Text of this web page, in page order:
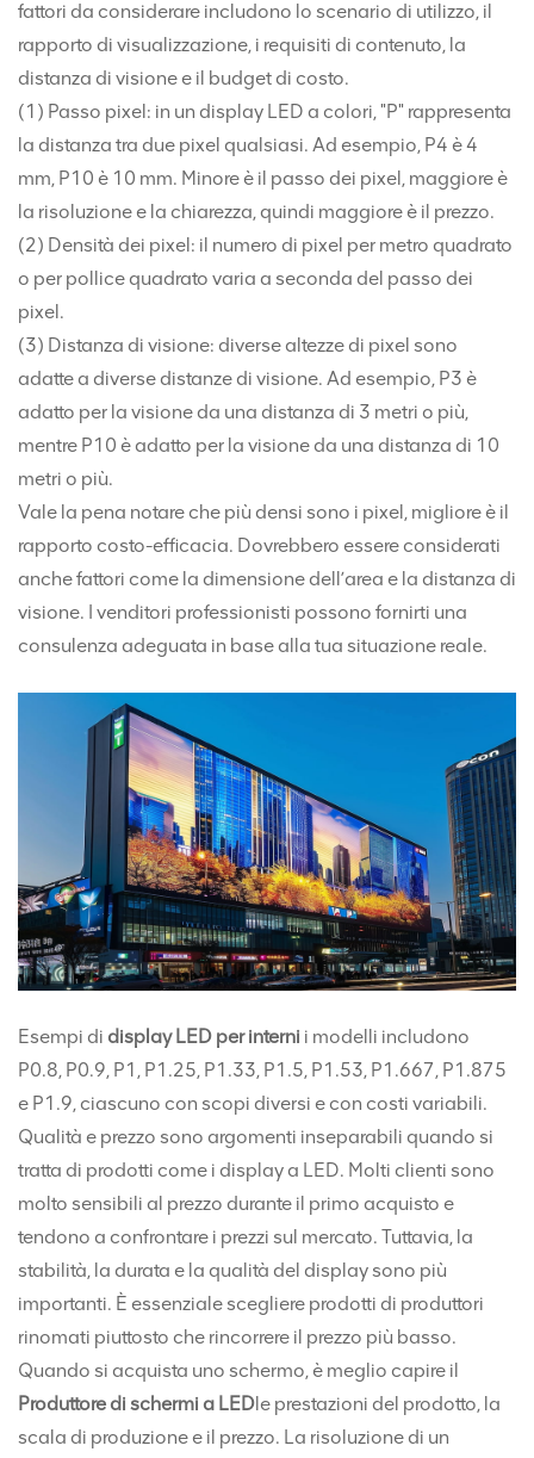
fattori da considerare includono lo scenario di utilizzo, il
rapporto di visualizzazione, i requisiti di contenuto, la
distanza di visione e il budget di costo.
(1) Passo pixel: in un display LED a colori, "P" rappresenta
la distanza tra due pixel qualsiasi. Ad esempio, P4 è 4
mm, P10 è 10 mm. Minore è il passo dei pixel, maggiore è
la risoluzione e la chiarezza, quindi maggiore è il prezzo.
(2) Densità dei pixel: il numero di pixel per metro quadrato
o per pollice quadrato varia a seconda del passo dei
pixel.
(3) Distanza di visione: diverse altezze di pixel sono
adatte a diverse distanze di visione. Ad esempio, P3 è
adatto per la visione da una distanza di 3 metri o più,
mentre P10 è adatto per la visione da una distanza di 10
metri o più.
Vale la pena notare che più densi sono i pixel, migliore è il
rapporto costo-efficacia. Dovrebbero essere considerati
anche fattori come la dimensione dell’area e la distanza di
visione. I venditori professionisti possono fornirti una
consulenza adeguata in base alla tua situazione reale.
Esempi di display LED per interni i modelli includono
P0.8, P0.9, P1, P1.25, P1.33, P1.5, P1.53, P1.667, P1.875
e P1.9, ciascuno con scopi diversi e con costi variabili.
Qualità e prezzo sono argomenti inseparabili quando si
tratta di prodotti come i display a LED. Molti clienti sono
molto sensibili al prezzo durante il primo acquisto e
tendono a confrontare i prezzi sul mercato. Tuttavia, la
stabilità, la durata e la qualità del display sono più
importanti. È essenziale scegliere prodotti di produttori
rinomati piuttosto che rincorrere il prezzo più basso.
Quando si acquista uno schermo, è meglio capire il
Produttore di schermi a LED le prestazioni del prodotto, la
scala di produzione e il prezzo. La risoluzione di un